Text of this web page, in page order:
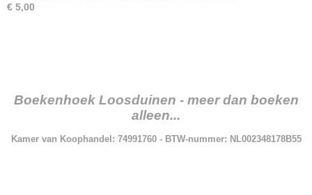
€ 5,00
Boekenhoek Loosduinen - meer dan boeken
alleen...
Kamer van Koophandel: 74991760 - BTW-nummer: NL002348178B55